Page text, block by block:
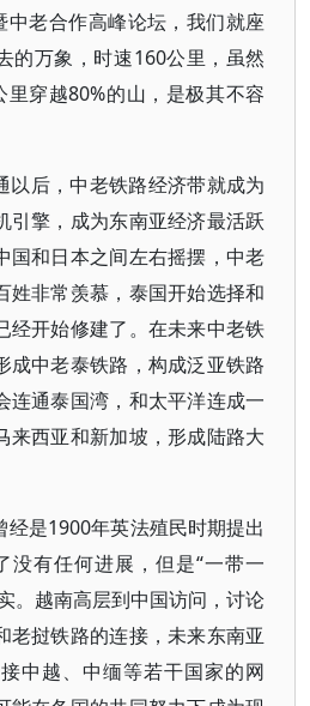
中老合作高峰论坛，我们就座
的万象，时速160公里，虽然
穿越80%的山，是极其不容
以后，中老铁路经济带就成为
引擎，成为东南亚经济最活跃
国和日本之间左右摇摆，中老
姓非常羡慕，泰国开始选择和
经开始修建了。在未来中老铁
成中老泰铁路，构成泛亚铁路
连通泰国湾，和太平洋连成一
来西亚和新加坡，形成陆路大
经是1900年英法殖民时期提出
没有任何进展，但是“一带一
。越南高层到中国访问，讨论
老挝铁路的连接，未来东南亚
中越、中缅等若干国家的网